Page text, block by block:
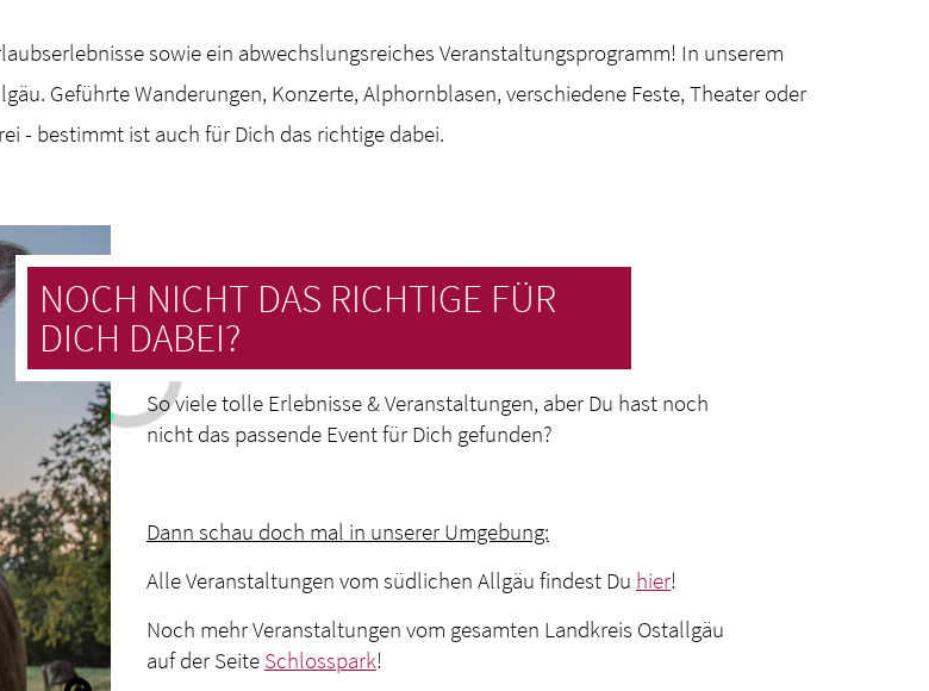
sowie ein abwechslungsreiches Veranstaltungsprogramm! In unserem
Geführte Wanderungen, Konzerte, Alphornblasen, verschiedene Feste, Theater oder
- bestimmt ist auch für Dich das richtige dabei.
NOCH NICHT DAS RICHTIGE FÜR
DICH DABEI?
So viele tolle Erlebnisse & Veranstaltungen, aber Du hast noch
nicht das passende Event für Dich gefunden?
Dann schau doch mal in unserer Umgebung:
Alle Veranstaltungen vom südlichen Allgäu findest Du hier!
Noch mehr Veranstaltungen vom gesamten Landkreis Ostallgäu
auf der Seite Schlosspark!